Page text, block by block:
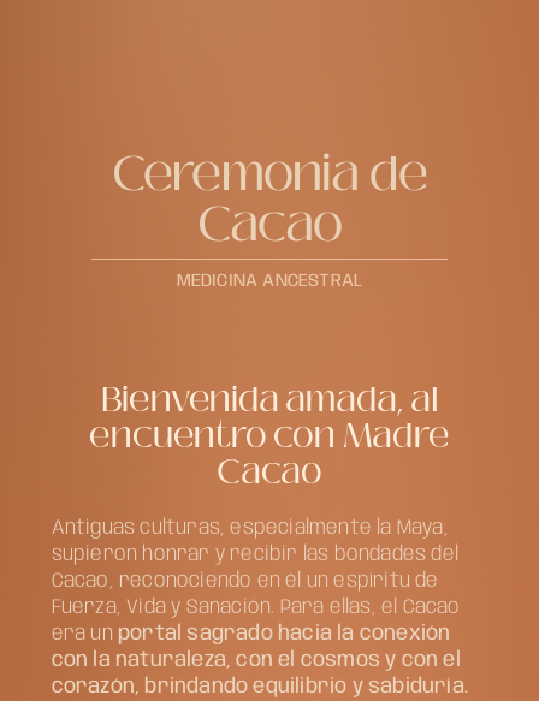
Ceremonia de
Cacao
MEDICINA ANCESTRAL
Bienvenida amada, al
encuentro con Madre
Cacao
Antiguas culturas, especialmente la Maya,
supieron honrar y recibir las bondades del
Cacao, reconociendo en él un espíritu de
Fuerza, Vida y Sanación. Para ellas, el Cacao
era un portal sagrado hacia la conexión
con la naturaleza, con el cosmos y con el
corazón, brindando equilibrio y sabiduría.